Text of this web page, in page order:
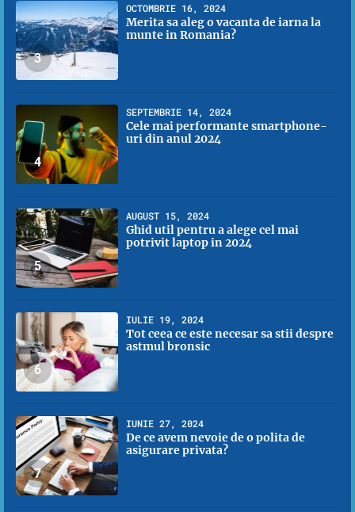
3
OCTOMBRIE 16, 2024
Merita sa aleg o vacanta de iarna la
munte in Romania?
4
SEPTEMBRIE 14, 2024
Cele mai performante smartphone-
uri din anul 2024
5
AUGUST 15, 2024
Ghid util pentru a alege cel mai
potrivit laptop in 2024
6
IULIE 19, 2024
Tot ceea ce este necesar sa stii despre
astmul bronsic
7
IUNIE 27, 2024
De ce avem nevoie de o polita de
asigurare privata?